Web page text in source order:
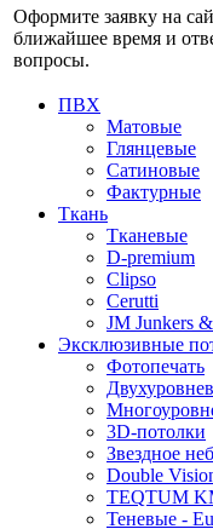
Оформите заявку на
ближайшее время и
вопросы.
ПВХ
Матовые
Глянцевые
Сатиновые
Фактурные
Ткань
Тканевые
D-premium
Clipso
Cerutti
JM Junkers
Эксклюзивные
Фотопечать
3D-потолки
Звездное
Double
TEQTUM
Теневые -